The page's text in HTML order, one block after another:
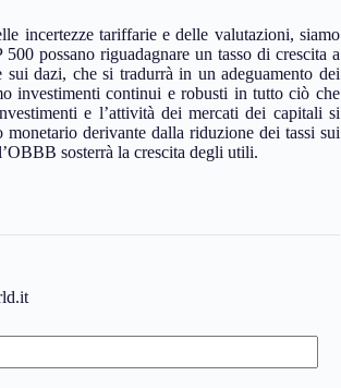
incertezze tariffarie e delle valutazioni, siamo
possano riguadagnare un tasso di crescita a
dazi, che si tradurrà in un adeguamento dei
investimenti continui e robusti in tutto ciò che
e l’attività dei mercati dei capitali si
derivante dalla riduzione dei tassi sui
sosterrà la crescita degli utili.